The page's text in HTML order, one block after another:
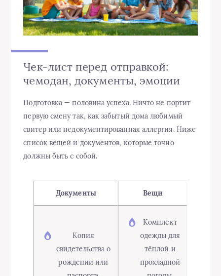
Чек-лист перед отправкой:
чемодан, документы, эмоции
Подготовка — половина успеха. Ничто не портит
первую смену так, как забытый дома любимый
свитер или недокументированная аллергия. Ниже
список вещей и документов, которые точно
должны быть с собой.
Документы Вещи
Копия
свидетельства о
рождении или
Комплект
одежды для
тёплой и
прохладной